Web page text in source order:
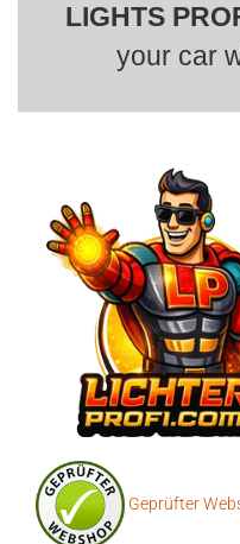
LIGHTS
your car
Geprüfter